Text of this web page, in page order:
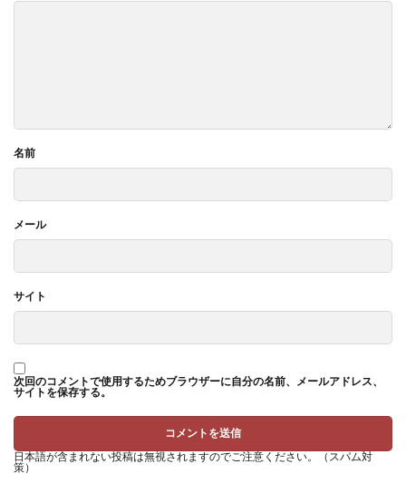
名前
メール
サイト
次回のコメントで使用するためブラウザーに自分の名前、メールアドレス、
サイトを保存する。
日本語が含まれない投稿は無視されますのでご注意ください。（スパム対
策）